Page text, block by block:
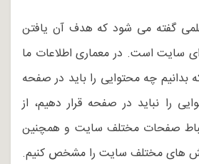
گفته می شود که هدف آن یافتن
سایت است. در معماری اطلاعات ما
بدانیم چه محتوایی را باید در صفحه
را نباید در صفحه قرار دهیم، از
صفحات مختلف سایت و همچنین
های مختلف سایت را مشخص کنیم.